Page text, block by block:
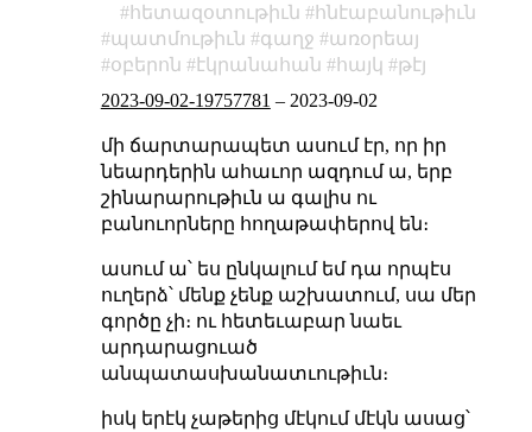
հետազօտութիւն
հնէաբանութիւն
պատմութիւն
գաղջ
առօրեայ
օբերոն
էկրանահան հայկ
թէյ
2023-09-02-19757781 – 2023-09-02
մի ճարտարապետ ասում էր, որ իր
նեարդերին ահաւոր ազդում ա, երբ
շինարարութիւն ա գալիս ու
բանուորները հողաթափերով են։
ասում ա՝ ես ընկալում եմ դա որպէս
ուղերձ՝ մենք չենք աշխատում, սա մեր
գործը չի։ ու հետեւաբար նաեւ
արդարացուած
անպատասխանատւութիւն։
իսկ երէկ չաթերից մէկում մէկն ասաց՝